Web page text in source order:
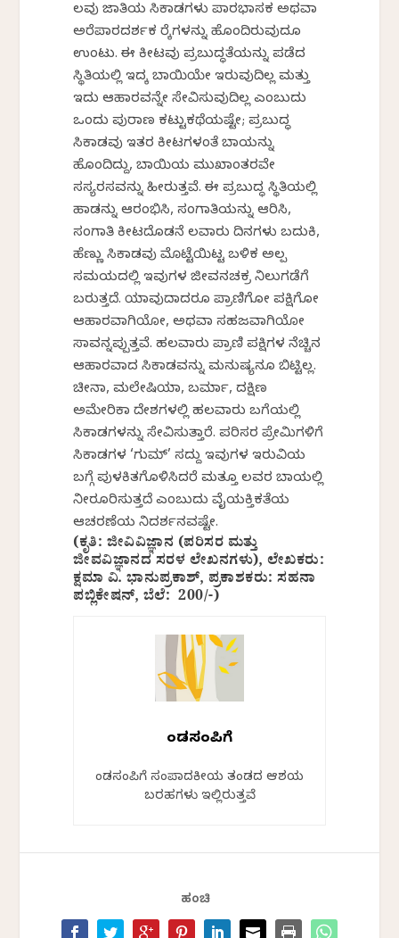
ಕೆಲವು ಜಾತಿಯ ಸಿಕಾಡಗಳು ಪಾರಭಾಸಕ ಅಥವಾ
ಅರೆಪಾರದರ್ಶಕ ರೆಕ್ಕೆಗಳನ್ನು ಹೊಂದಿರುವುದೂ
ಉಂಟು. ಈ ಕೀಟವು ಪ್ರಬುದ್ಧತೆಯನ್ನು ಪಡೆದ
ಸ್ಥಿತಿಯಲ್ಲಿ ಇದಕ್ಕೆ ಬಾಯಿಯೇ ಇರುವುದಿಲ್ಲ ಮತ್ತು
ಇದು ಆಹಾರವನ್ನೇ ಸೇವಿಸುವುದಿಲ್ಲ ಎಂಬುದು
ಒಂದು ಪುರಾಣ ಕಟ್ಟುಕಥೆಯಷ್ಟೇ; ಪ್ರಬುದ್ಧ
ಸಿಕಾಡವು ಇತರ ಕೀಟಗಳಂತೆ ಬಾಯನ್ನು
ಹೊಂದಿದ್ದು, ಬಾಯಿಯ ಮುಖಾಂತರವೇ
ಸಸ್ಯರಸವನ್ನು ಹೀರುತ್ತವೆ. ಈ ಪ್ರಬುದ್ಧ ಸ್ಥಿತಿಯಲ್ಲಿ
ಹಾಡನ್ನು ಆರಂಭಿಸಿ, ಸಂಗಾತಿಯನ್ನು ಆರಿಸಿ,
ಸಂಗಾತಿ ಕೀಟದೊಡನೆ ಕೆಲವಾರು ದಿನಗಳು ಬದುಕಿ,
ಹೆಣ್ಣು ಸಿಕಾಡವು ಮೊಟ್ಟೆಯಿಟ್ಟ ಬಳಿಕ ಅಲ್ಪ
ಸಮಯದಲ್ಲಿ ಇವುಗಳ ಜೀವನಚಕ್ರ ನಿಲುಗಡೆಗೆ
ಬರುತ್ತದೆ. ಯಾವುದಾದರೂ ಪ್ರಾಣಿಗೋ ಪಕ್ಷಿಗೋ
ಆಹಾರವಾಗಿಯೋ, ಅಥವಾ ಸಹಜವಾಗಿಯೋ
ಸಾವನ್ನಪ್ಪುತ್ತವೆ. ಹಲವಾರು ಪ್ರಾಣಿ ಪಕ್ಷಿಗಳ ನೆಚ್ಚಿನ
ಆಹಾರವಾದ ಸಿಕಾಡವನ್ನು ಮನುಷ್ಯನೂ ಬಿಟ್ಟಿಲ್ಲ.
ಚೀನಾ, ಮಲೇಷಿಯಾ, ಬರ್ಮಾ, ದಕ್ಷಿಣ
ಅಮೇರಿಕಾ ದೇಶಗಳಲ್ಲಿ ಹಲವಾರು ಬಗೆಯಲ್ಲಿ
ಸಿಕಾಡಗಳನ್ನು ಸೇವಿಸುತ್ತಾರೆ. ಪರಿಸರ ಪ್ರೇಮಿಗಳಿಗೆ
ಸಿಕಾಡಗಳ ‘ಗುಮ್’ ಸದ್ದು ಇವುಗಳ ಇರುವಿಕೆಯ
ಬಗ್ಗೆ ಪುಳಕಿತಗೊಳಿಸಿದರೆ ಮತ್ತೂ ಕೆಲವರ ಬಾಯಲ್ಲಿ
ನೀರೂರಿಸುತ್ತದೆ ಎಂಬುದು ವೈಯಕ್ತಿಕತೆಯ
ಆಚರಣೆಯ ನಿದರ್ಶನವಷ್ಟೇ.
(ಕೃತಿ: ಜೀವಿವಿಜ್ಞಾನ (ಪರಿಸರ ಮತ್ತು
ಜೀವವಿಜ್ಞಾನದ ಸರಳ ಲೇಖನಗಳು), ಲೇಖಕರು:
ಕ್ಷಮಾ ವಿ. ಭಾನುಪ್ರಕಾಶ್‌, ಪ್ರಕಾಶಕರು: ಸಹನಾ
ಪಬ್ಲಿಕೇಷನ್, ಬೆಲೆ: 200/-)
ಕೆಂಡಸಂಪಿಗೆ
ಕೆಂಡಸಂಪಿಗೆ ಸಂಪಾದಕೀಯ ತಂಡದ ಆಶಯ
ಬರಹಗಳು ಇಲ್ಲಿರುತ್ತವೆ
ಹಂಚಿ